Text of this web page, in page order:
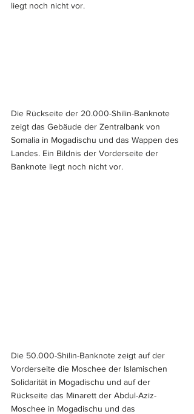
liegt noch nicht vor.
Die Rückseite der 20.000-Shilin-Banknote
zeigt das Gebäude der Zentralbank von
Somalia in Mogadischu und das Wappen des
Landes. Ein Bildnis der Vorderseite der
Banknote liegt noch nicht vor.
Die 50.000-Shilin-Banknote zeigt auf der
Vorderseite die Moschee der Islamischen
Solidarität in Mogadischu und auf der
Rückseite das Minarett der Abdul-Aziz-
Moschee in Mogadischu und das